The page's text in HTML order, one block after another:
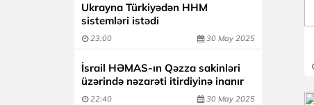
Ukrayna Türkiyədən HHM
sistemləri istədi
23:00 30 May 2025
İsrail HƏMAS-ın Qəzza sakinləri
üzərində nəzarəti itirdiyinə inanır
22:40 30 May 2025